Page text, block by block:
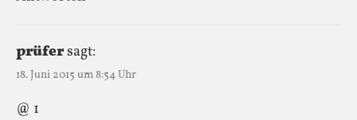
prüfersagt:
18. Juni 2015 um 8:54 Uhr
@ 1